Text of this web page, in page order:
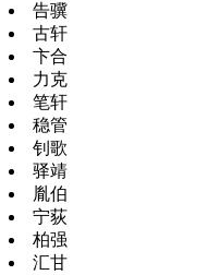
告骥
古轩
卞合
力克
笔轩
稳管
钊歌
驿靖
胤伯
宁荻
柏强
汇甘